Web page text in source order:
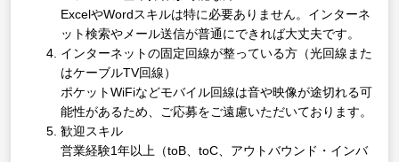
ExcelやWordスキルは特に必要ありません。インターネ
ット検索やメール送信が普通にできれば大丈夫です。
インターネットの固定回線が整っている方（光回線また
はケーブルTV回線）
ポケットWiFiなどモバイル回線は音や映像が途切れる可
能性があるため、ご応募をご遠慮いただいております。
歓迎スキル
営業経験1年以上（toB、toC、アウトバウンド・インバ